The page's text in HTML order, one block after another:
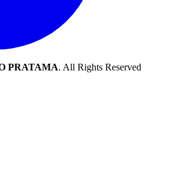
PRATAMA. All Rights Reserved